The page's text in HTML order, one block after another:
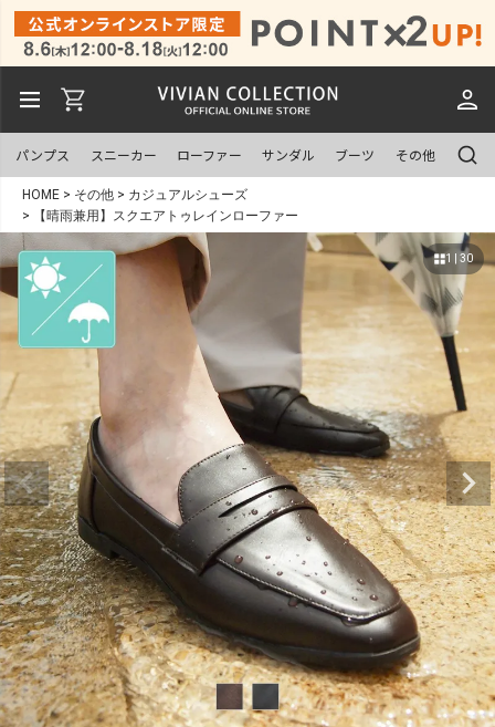
パンプス スニーカー ローファー サンダル ブーツ その他
HOME その他
カジュアルシューズ
【晴雨兼用】スクエアトゥレインローファー
1 | 30